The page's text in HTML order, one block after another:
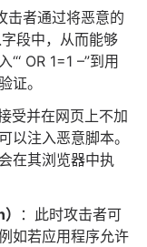
击者通过将恶意的
段中，从而能够
OR 1=1 –”到用
证。
受并在网页上不加
以注入恶意脚本。
在其浏览器中执
：此时攻击者可
如若应用程序允许